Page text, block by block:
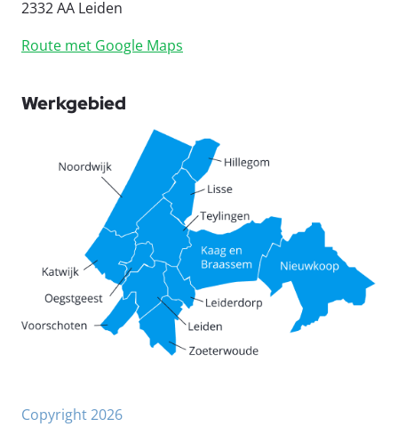
2332 AA Leiden
Route met Google Maps
Werkgebied
Copyright 2026